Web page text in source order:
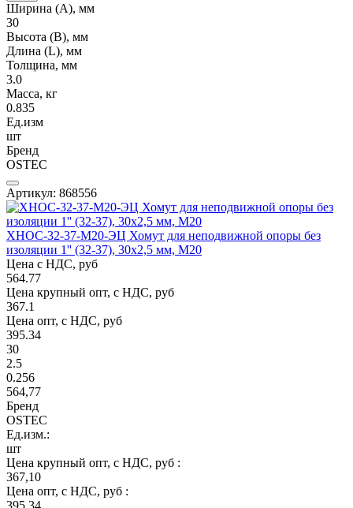
Ширина (А), мм
30
Высота (В), мм
Длина (L), мм
Толщина, мм
3.0
Масса, кг
0.835
Ед.изм
шт
Бренд
OSTEC
Артикул: 868556
ХНОС-32-37-М20-ЭЦ Хомут для неподвижной опоры без
изоляции 1'' (32-37), 30х2,5 мм, М20
Цена с НДС, руб
564.77
Цена крупный опт, с НДС, руб
367.1
Цена опт, с НДС, руб
395.34
30
2.5
0.256
564,77
Бренд
OSTEC
Ед.изм.:
шт
Цена крупный опт, с НДС, руб :
367,10
Цена опт, с НДС, руб :
395,34